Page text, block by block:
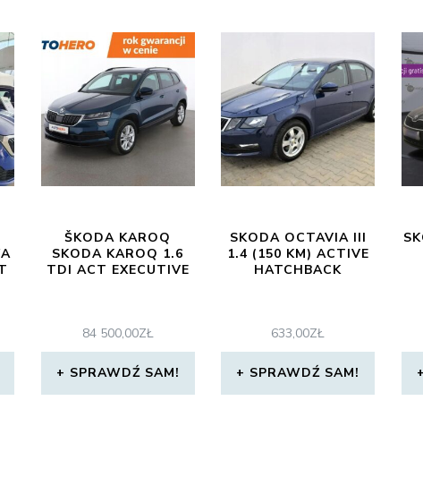
ŠKODA KAROQ
SKODA KAROQ 1.6
TDI ACT EXECUTIVE
84 500,00ZŁ
SPRAWDŹ SAM!
SKODA OCTAVIA III
1.4 (150 KM) ACTIVE
HATCHBACK
633,00ZŁ
SPRAWDŹ SAM!